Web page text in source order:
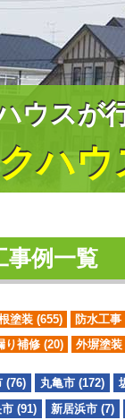
ウスが
ハ
事例一覧
塗装 (655) 防水工事
り補修 (20) 外塀塗
(76) 丸亀市 (172)
(91) 新居浜市 (7)